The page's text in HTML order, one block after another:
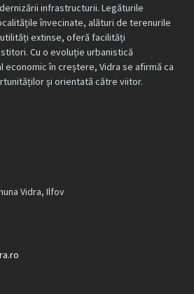
infrastructurii. Legăturile
învecinate, alături de terenurile
extinse, oferă facilități
Cu o evoluție urbanistică
economic în creștere, Vidra se afirmă ca
și orientată către viitor.
Vidra, Ilfov